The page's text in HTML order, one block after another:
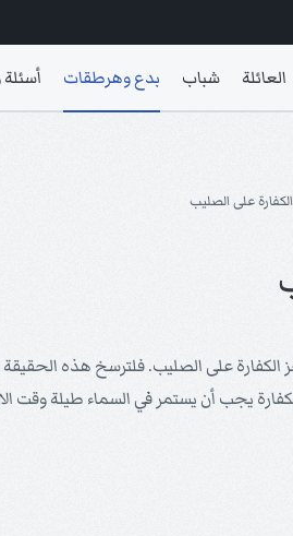
العائلة شباب بدع وهرطقات
على الصليب
الكفارة على الصليب. فلترسخ هذه